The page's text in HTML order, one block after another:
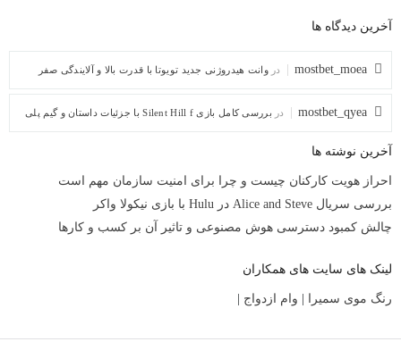
آخرین دیدگاه ها
mostbet_moea در وانت هیدروژنی جدید تویوتا با قدرت بالا و آلایندگی صفر
mostbet_qyea در بررسی کامل بازی Silent Hill f با جزئیات داستان و گیم پلی
آخرین نوشته ها
احراز هویت کارکنان چیست و چرا برای امنیت سازمان مهم است
بررسی سریال Alice and Steve در Hulu با بازی نیکولا واکر
چالش کمبود دسترسی هوش مصنوعی و تاثیر آن بر کسب و کارها
لینک های سایت های همکاران
رنگ موی سمیرا وام ازدواج